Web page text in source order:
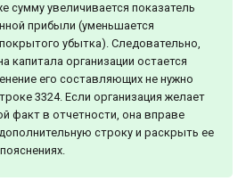
сумму увеличивается показатель
прибыли (уменьшается
убытка). Следовательно,
капитала организации остается
его составляющих не нужно
3324. Если организация желает
факт в отчетности, она вправе
строку и раскрыть ее